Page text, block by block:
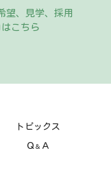
望、見学、採用
こちら
トピックス
Ｑ ＆ Ａ